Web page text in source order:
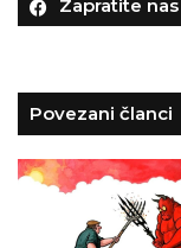
Zapratite
Povezani članci